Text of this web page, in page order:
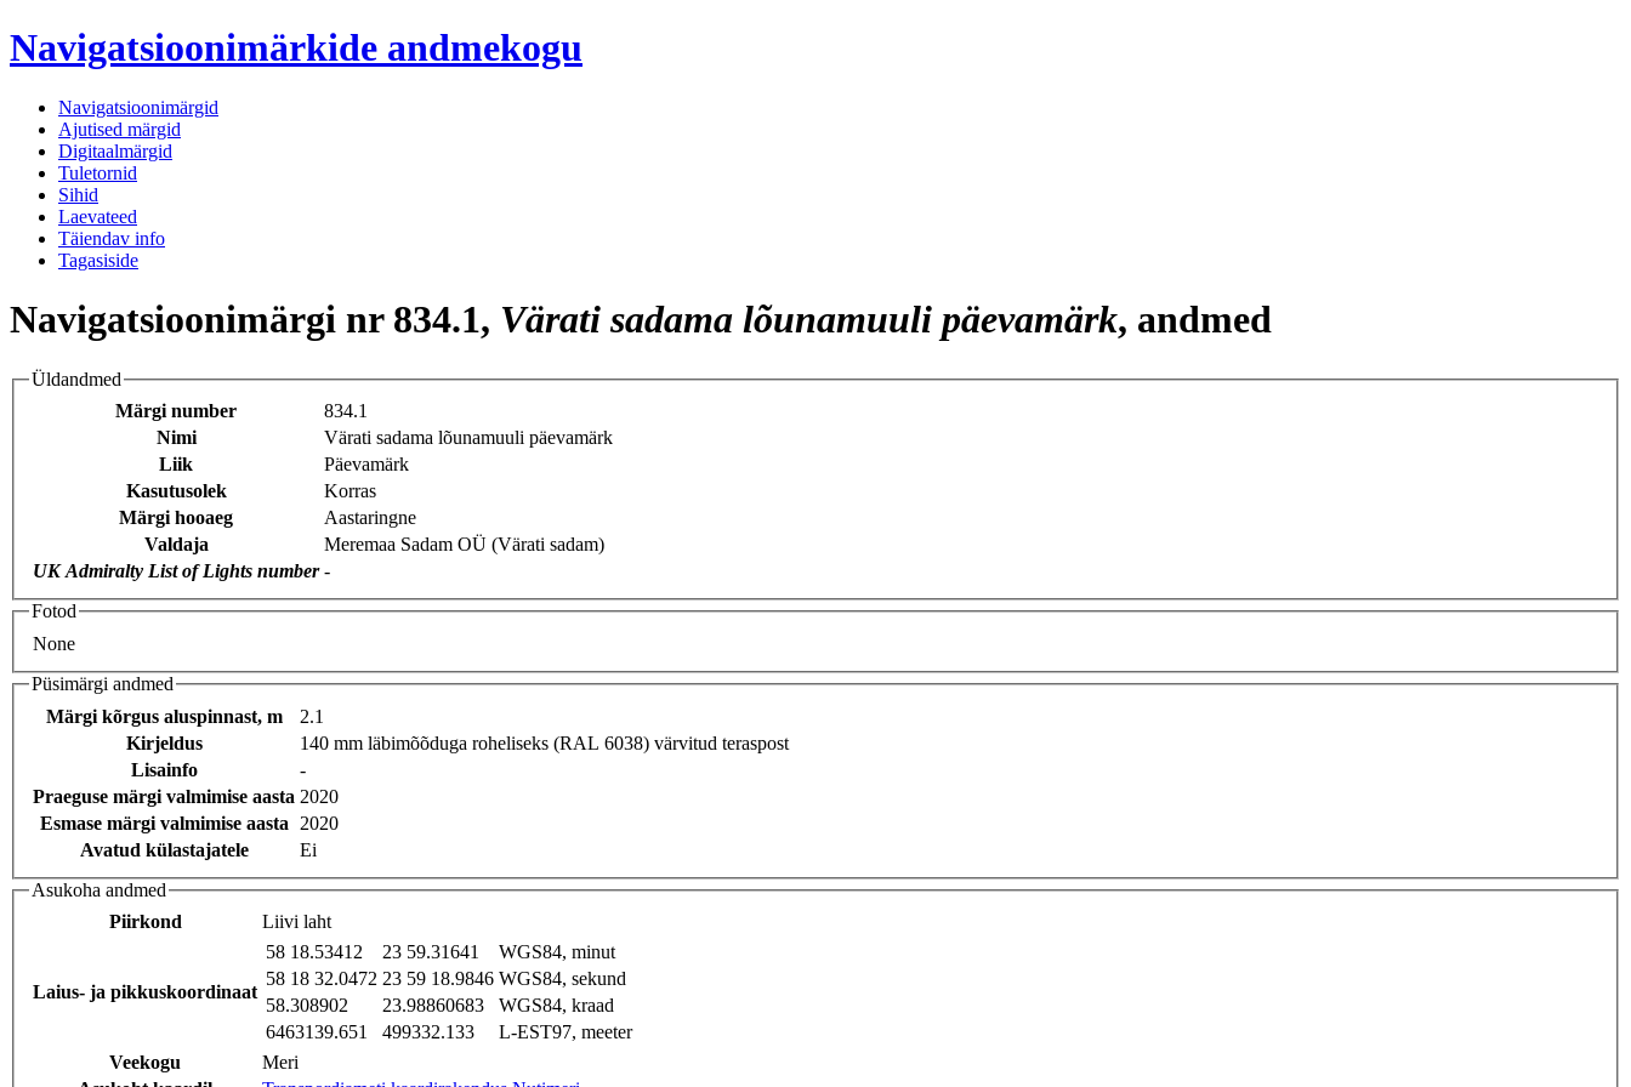
Navigatsioonimärkide andmekogu
Navigatsioonimärgid
Ajutised märgid
Digitaalmärgid
Tuletornid
Sihid
Laevateed
Täiendav info
Tagasiside
Navigatsioonimärgi nr 834.1, Värati sadama lõunamuuli päevamärk, andmed
Üldandmed
Märgi number
834.1
Nimi
Värati sadama lõunamuuli päevamärk
Liik
Päevamärk
Kasutusolek
Korras
Märgi hooaeg
Aastaringne
Valdaja
Meremaa Sadam OÜ (Värati sadam)
UK Admiralty List of Lights number -
Fotod
None
Püsimärgi andmed
Märgi kõrgus aluspinnast, m
2.1
Kirjeldus
140 mm läbimõõduga roheliseks (RAL 6038) värvitud teraspost
Lisainfo
-
Praeguse märgi valmimise aasta 2020
Esmase märgi valmimise aasta
2020
Avatud külastajatele
Ei
Asukoha andmed
Piirkond
Liivi laht
Laius- ja pikkuskoordinaat
58 18.53412 23 59.31641
WGS84, minut
58 18 32.0472 23 59 18.9846 WGS84, sekund
58.308902
23.98860683
WGS84, kraad
6463139.651
499332.133
L-EST97, meeter
Veekogu
Meri